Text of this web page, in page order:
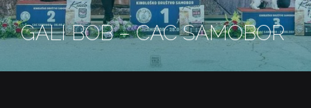
GALI BOB – CAC SAMOBOR